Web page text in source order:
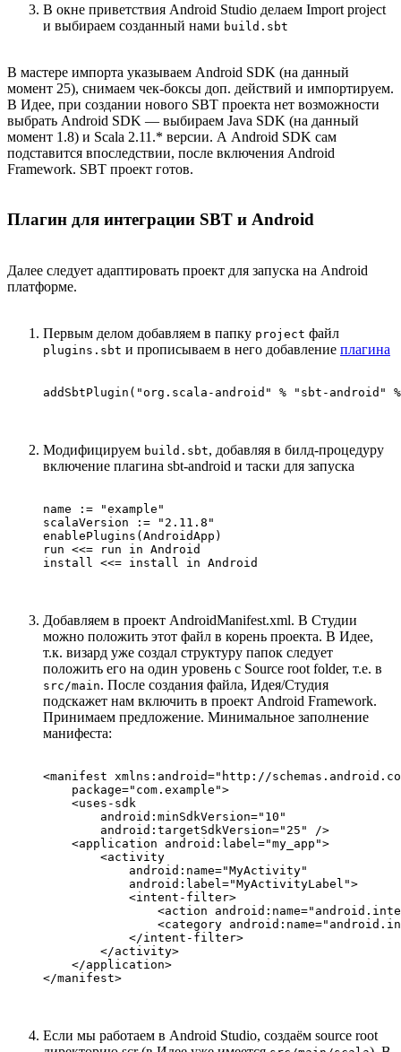
В окне приветствия Android Studio делаем Import project
и выбираем созданный нами build.sbt
В мастере импорта указываем Android SDK (на данный
момент 25), снимаем чек-боксы доп. действий и импортируем.
В Идее, при создании нового SBT проекта нет возможности
выбрать Android SDK — выбираем Java SDK (на данный
момент 1.8) и Scala 2.11.* версии. А Android SDK сам
подставится впоследствии, после включения Android
Framework. SBT проект готов.
Плагин для интеграции SBT и Android
Далее следует адаптировать проект для запуска на Android
платформе.
Первым делом добавляем в папку project файл
plugins.sbt и прописываем в него добавление плагина
addSbtPlugin("org.scala-android" % "sbt-android"
Модифицируем build.sbt, добавляя в билд-процедуру
включение плагина sbt-android и таски для запуска
name := "example"
scalaVersion := "2.11.8"
enablePlugins(AndroidApp)
run <<= run in Android
install <<= install in Android
Добавляем в проект AndroidManifest.xml. В Студии
можно положить этот файл в корень проекта. В Идее,
т.к. визард уже создал структуру папок следует
положить его на один уровень с Source root folder, т.е. в
src/main. После создания файла, Идея/Студия
подскажет нам включить в проект Android Framework.
Принимаем предложение. Минимальное заполнение
манифеста:
<manifest xmlns:android="http://
    package="com.example">
    <uses-sdk
        android:minSdkVersion="10"
        android:targetSdkVersion="25" />
    <application android:label="my_app">
        <activity
            android:name="MyActivity"
            android:label="MyActivityLabel">
            <intent-filter>
<action
<category
            </intent-filter>
        </activity>
    </application>
</manifest>
Если мы работаем в Android Studio, создаём source root